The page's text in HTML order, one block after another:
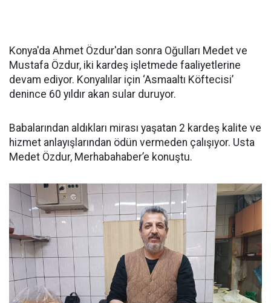
Konya'da Ahmet Özdur'dan sonra Oğulları Medet ve
Mustafa Özdur, iki kardeş işletmede faaliyetlerine
devam ediyor. Konyalılar için ‘Asmaaltı Köftecisi’
denince 60 yıldır akan sular duruyor.
Babalarından aldıkları mirası yaşatan 2 kardeş kalite ve
hizmet anlayışlarından ödün vermeden çalışıyor. Usta
Medet Özdur, Merhabahaber’e konuştu.